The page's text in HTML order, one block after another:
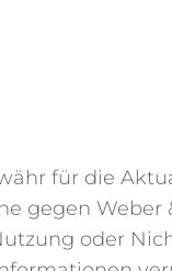
für die
gegen
oder